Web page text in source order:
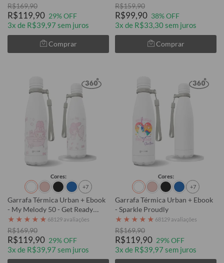
R$169,90
R$119,90 29% OFF
3x de R$39,97 sem juros
Comprar
R$159,90
R$99,90 38% OFF
3x de R$33,30 sem juros
Comprar
Cores:
+7
Garrafa Térmica Urban + Ebook
- My Melody 50 - Get Ready
With Me
★ ★ ★ ★ ★ 68129 avaliações
R$169,90
R$119,90 29% OFF
3x de R$39,97 sem juros
Cores:
+7
Garrafa Térmica Urban + Ebook
- Sparkle Proudly
★ ★ ★ ★ ★ 68129 avaliações
R$169,90
R$119,90 29% OFF
3x de R$39,97 sem juros